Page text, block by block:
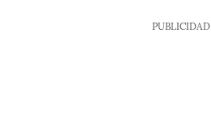
PUBLICIDAD